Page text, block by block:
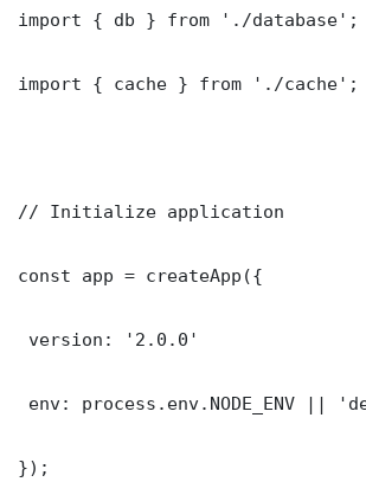
import { db } from './database';
import { cache } from './cache';
// Initialize application
const app = createApp({
version: '2.0.0'
env: process.env.NODE_ENV ||
});